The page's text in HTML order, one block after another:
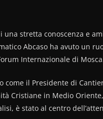
una stretta conoscenza e
Abcaso ha avuto un
Internazionale di
come il Presidente di
Cristiane in Medio
è stato al centro